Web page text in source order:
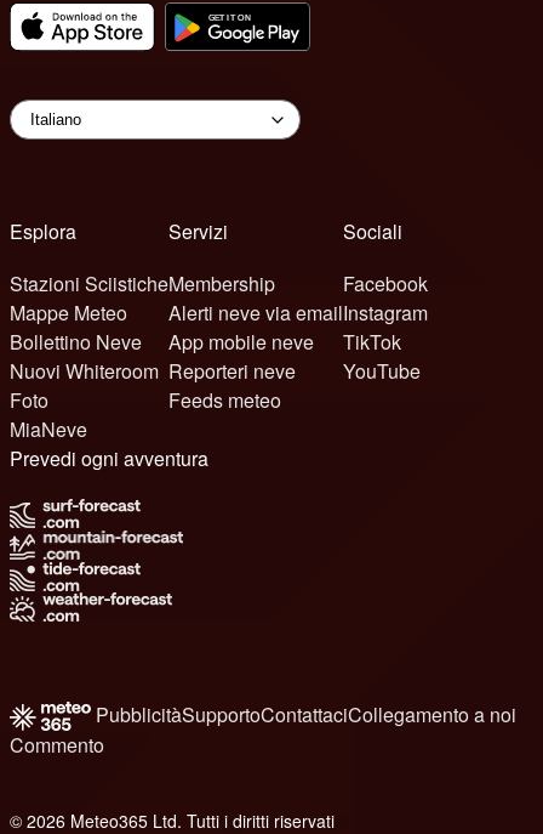
Esplora
Stazioni Sciistiche
Mappe Meteo
Bollettino Neve
Nuovi Whiteroom
Foto
MiaNeve
Servizi
Membership
Alerti neve via email
App mobile neve
Reporteri neve
Feeds meteo
Sociali
Facebook
Instagram
TikTok
YouTube
Prevedi ogni avventura
PubblicitàSupportoContattaciCollegamento a noi
Commento
© 2026 Meteo365 Ltd. Tutti i diritti riservati